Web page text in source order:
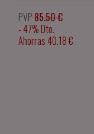
PVP85.50 €
- 47% Dto.
Ahorras 40.18 €